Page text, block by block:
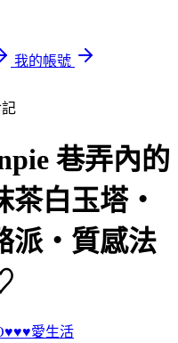
我的帳號
巷弄內的
茶白玉塔‧
派‧質感法
愛生活